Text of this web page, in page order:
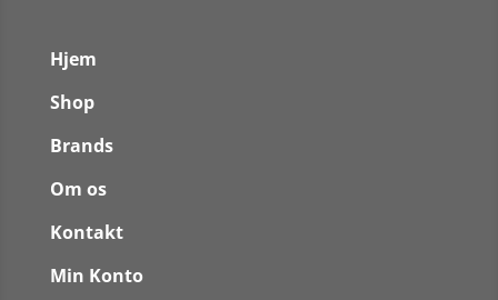
Hjem
Shop
Brands
Om os
Kontakt
Min Konto